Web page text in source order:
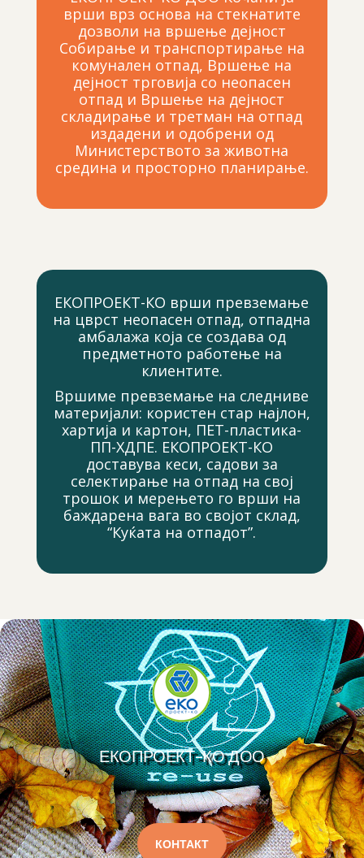
врши врз основа на стекнатите
дозволи на вршење дејност
Собирање и транспортирање на
комунален отпад, Вршење на
дејност трговија со неопасен
отпад и Вршење на дејност
складирање и третман на отпад
издадени и одобрени од
Mинистерството за животна
средина и просторно планирање.
ЕКОПРОЕКТ-КО врши превземање
на цврст неопасен отпад, отпадна
амбалажа која се создава од
предметното работење на
клиентите.
Вршиме превземање на следниве
материјали: користен стар најлон,
хартија и картон, ПЕТ-пластика-
ПП-ХДПЕ. ЕКОПРОЕКТ-КО
доставува кеси, садови за
селектирање на отпад на свој
трошок и мерењето го врши на
баждарена вага во својот склад,
“Куќата на отпадот”.
ЕКОПРОЕКТ-КО ДОО
КОНТАКТ